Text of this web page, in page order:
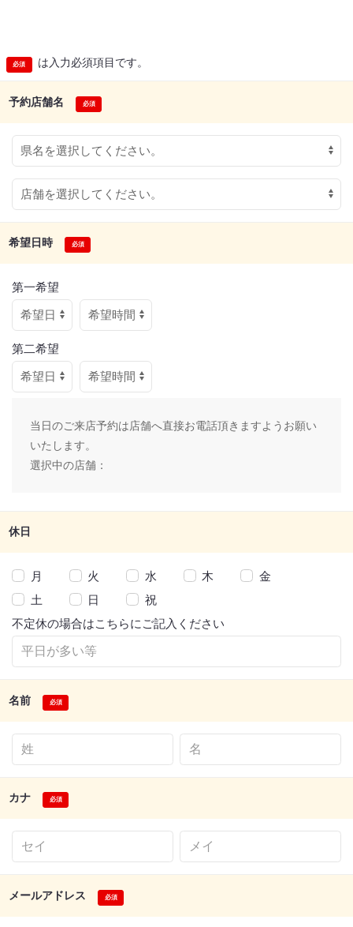
は入力必須項目です。
予約店舗名
希望日時
第一希望
第二希望
当日のご来店予約は店舗へ直接お電話頂きますようお願い
いたします。
選択中の店舗：
休日
月 火 水 木
金
土
日
祝
不定休の場合はこちらにご記入ください
名前
カナ
メールアドレス